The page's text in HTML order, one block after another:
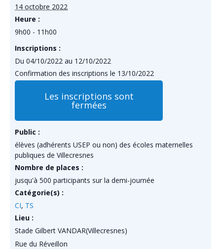
14 octobre 2022
Heure :
9h00 - 11h00
Inscriptions :
Du 04/10/2022 au 12/10/2022
Confirmation des inscriptions le 13/10/2022
Les inscriptions sont
fermées
Public :
élèves (adhérents USEP ou non) des écoles maternelles
publiques de Villecresnes
Nombre de places :
jusqu'à 500 participants sur la demi-journée
Catégorie(s) :
CI, TS
Lieu :
Stade Gilbert VANDAR(Villecresnes)
Rue du Réveillon